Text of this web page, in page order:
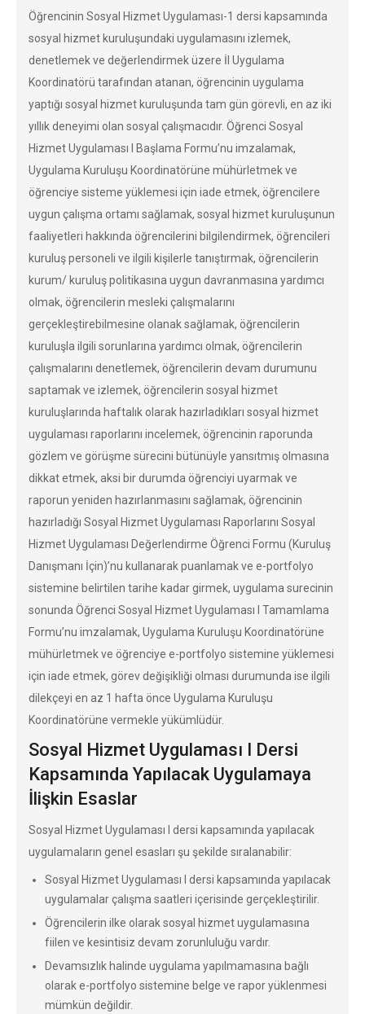
Öğrencinin Sosyal Hizmet Uygulaması-1 dersi kapsamında
sosyal hizmet kuruluşundaki uygulamasını izlemek,
denetlemek ve değerlendirmek üzere İl Uygulama
Koordinatörü tarafından atanan, öğrencinin uygulama
yaptığı sosyal hizmet kuruluşunda tam gün görevli, en az iki
yıllık deneyimi olan sosyal çalışmacıdır. Öğrenci Sosyal
Hizmet Uygulaması I Başlama Formu’nu imzalamak,
Uygulama Kuruluşu Koordinatörüne mühürletmek ve
öğrenciye sisteme yüklemesi için iade etmek, öğrencilere
uygun çalışma ortamı sağlamak, sosyal hizmet kuruluşunun
faaliyetleri hakkında öğrencilerini bilgilendirmek, öğrencileri
kuruluş personeli ve ilgili kişilerle tanıştırmak, öğrencilerin
kurum/ kuruluş politikasına uygun davranmasına yardımcı
olmak, öğrencilerin mesleki çalışmalarını
gerçekleştirebilmesine olanak sağlamak, öğrencilerin
kuruluşla ilgili sorunlarına yardımcı olmak, öğrencilerin
çalışmalarını denetlemek, öğrencilerin devam durumunu
saptamak ve izlemek, öğrencilerin sosyal hizmet
kuruluşlarında haftalık olarak hazırladıkları sosyal hizmet
uygulaması raporlarını incelemek, öğrencinin raporunda
gözlem ve görüşme sürecini bütünüyle yansıtmış olmasına
dikkat etmek, aksi bir durumda öğrenciyi uyarmak ve
raporun yeniden hazırlanmasını sağlamak, öğrencinin
hazırladığı Sosyal Hizmet Uygulaması Raporlarını Sosyal
Hizmet Uygulaması Değerlendirme Öğrenci Formu (Kuruluş
Danışmanı İçin)’nu kullanarak puanlamak ve e-portfolyo
sistemine belirtilen tarihe kadar girmek, uygulama surecinin
sonunda Öğrenci Sosyal Hizmet Uygulaması I Tamamlama
Formu’nu imzalamak, Uygulama Kuruluşu Koordinatörüne
mühürletmek ve öğrenciye e-portfolyo sistemine yüklemesi
için iade etmek, görev değişikliği olması durumunda ise ilgili
dilekçeyi en az 1 hafta önce Uygulama Kuruluşu
Koordinatörüne vermekle yükümlüdür.
Sosyal Hizmet Uygulaması I Dersi
Kapsamında Yapılacak Uygulamaya
İlişkin Esaslar
Sosyal Hizmet Uygulaması I dersi kapsamında yapılacak
uygulamaların genel esasları şu şekilde sıralanabilir:
Sosyal Hizmet Uygulaması I dersi kapsamında yapılacak
uygulamalar çalışma saatleri içerisinde gerçekleştirilir.
Öğrencilerin ilke olarak sosyal hizmet uygulamasına
fiilen ve kesintisiz devam zorunluluğu vardır.
Devamsızlık halinde uygulama yapılmamasına bağlı
olarak e-portfolyo sistemine belge ve rapor yüklenmesi
mümkün değildir.